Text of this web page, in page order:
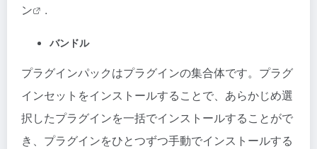
ン
.
バンドル
プラグインパックはプラグインの集合体です。プラグ
インセットをインストールすることで、あらかじめ選
択したプラグインを一括でインストールすることがで
き、プラグインをひとつずつ手動でインストールする